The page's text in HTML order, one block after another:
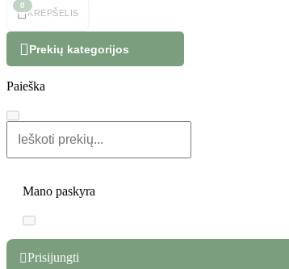

0
KREPŠELIS
Prekių kategorijos
Paieška
Mano paskyra
Prisijungti